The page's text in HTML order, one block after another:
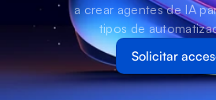
a crear agentes de IA
tipos de
Solicitar